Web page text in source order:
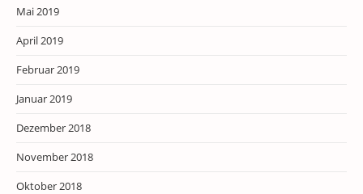
Mai 2019
April 2019
Februar 2019
Januar 2019
Dezember 2018
November 2018
Oktober 2018